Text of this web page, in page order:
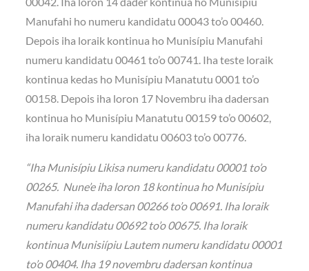
Manufahi ho numeru kandidatu 00043 to’o 00460.
Depois iha loraik kontinua ho Munisípiu Manufahi
numeru kandidatu 00461 to’o 00741. Iha teste loraik
kontinua kedas ho Munisípiu Manatutu 0001 to’o
00158. Depois iha loron 17 Novembru iha dadersan
kontinua ho Munisípiu Manatutu 00159 to’o 00602,
iha loraik numeru kandidatu 00603 to’o 00776.
“Iha Munisípiu Likisa numeru kandidatu 00001 to’o
00265. Nune’e iha loron 18 kontinua ho Munisípiu
Manufahi iha dadersan 00266 to’o 00691. Iha loraik
numeru kandidatu 00692 to’o 00675. Iha loraik
kontinua Munisiípiu Lautem numeru kandidatu 00001
to’o 00404. Iha 19 novembru dadersan kontinua